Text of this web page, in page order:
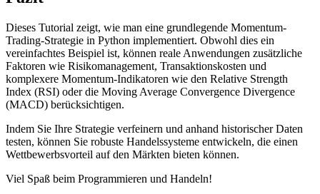
Dieses Tutorial zeigt, wie man eine grundlegende Momentum-
Trading-Strategie in Python implementiert. Obwohl dies ein
vereinfachtes Beispiel ist, können reale Anwendungen zusätzliche
Faktoren wie Risikomanagement, Transaktionskosten und
komplexere Momentum-Indikatoren wie den Relative Strength
Index (RSI) oder die Moving Average Convergence Divergence
(MACD) berücksichtigen.
Indem Sie Ihre Strategie verfeinern und anhand historischer Daten
testen, können Sie robuste Handelssysteme entwickeln, die einen
Wettbewerbsvorteil auf den Märkten bieten können.
Viel Spaß beim Programmieren und Handeln!